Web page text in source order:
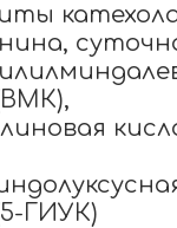
ГИУК)